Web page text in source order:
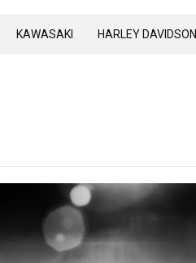
KAWASAKI HARLEY DAVIDSON